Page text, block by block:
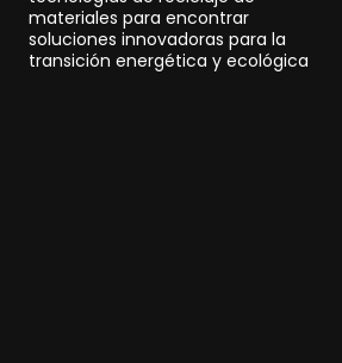
materiales para encontrar
soluciones innovadoras para la
transición energética y ecológica